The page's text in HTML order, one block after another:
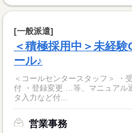
[一般派遣]
＜積極採用中＞未経
ール♪
＜コールセンタースタッフ＞ ・
付 ・登録変更 …等、マニュアル通りの
タ入力など付...
営業事務